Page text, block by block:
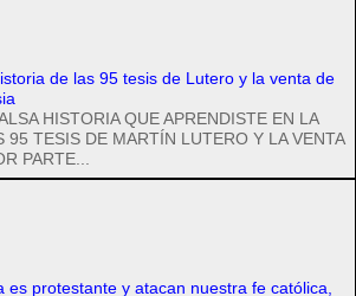
de las 95 tesis de Lutero y la venta de
HISTORIA QUE APRENDISTE EN LA
95 TESIS DE MARTÍN LUTERO Y LA VENTA
PARTE...
es protestante y atacan nuestra fe católica,